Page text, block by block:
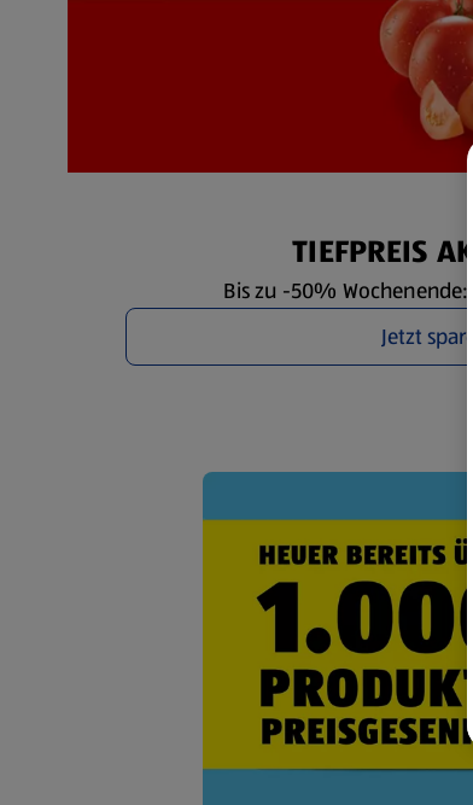
TIEFPREIS
Bis zu -50% Wochenende:
Jetzt sparen